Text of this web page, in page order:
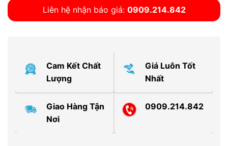
Liên hệ nhận báo giá: 0909.214.842
Cam Kết Chất
Lượng
Giá Luôn Tốt
Nhất
Giao Hàng Tận
Nơi
0909.214.842